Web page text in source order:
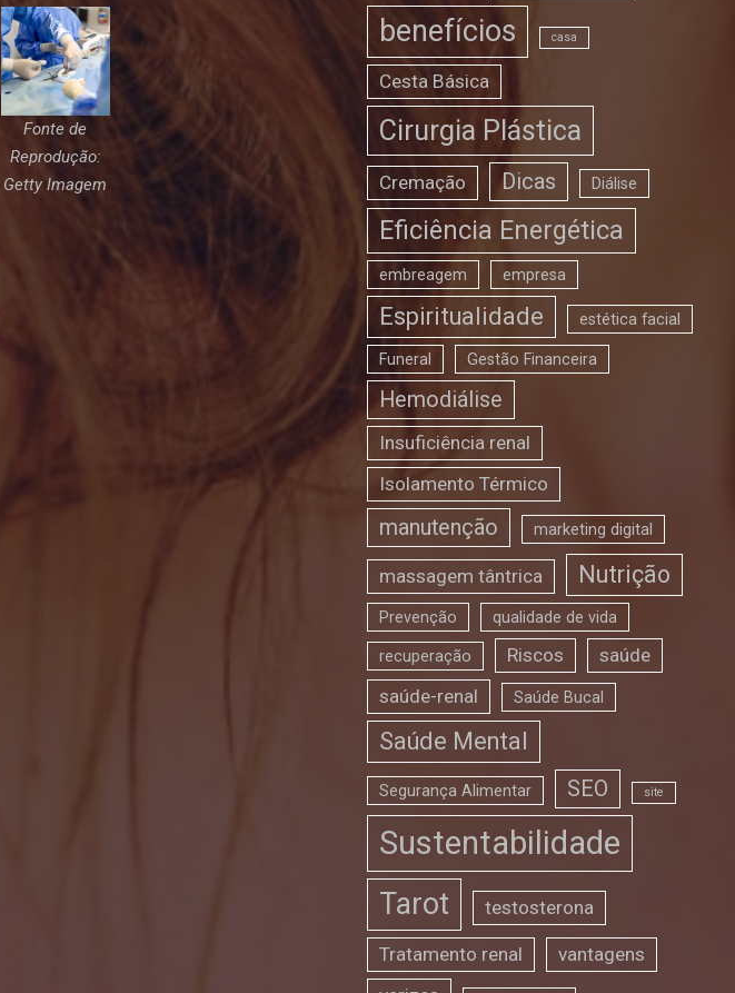
Fonte de
Reprodução:
Getty Imagem
benefícios casa
Cesta Básica
Cirurgia Plástica
Cremação Dicas Diálise
Eficiência Energética
embreagem empresa
Espiritualidade estética facial
Funeral Gestão Financeira
Hemodiálise
Insuficiência renal
Isolamento Térmico
manutenção marketing digital
massagem tântrica Nutrição
Prevenção qualidade de vida
recuperação Riscos
saúde
saúde-renal
Saúde Bucal
Saúde Mental
Segurança Alimentar SEO site
Sustentabilidade
Tarot testosterona
Tratamento renal
vantagens